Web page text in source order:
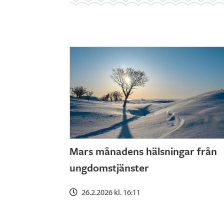
Mars månadens hälsningar från
ungdomstjänster
26.2.2026 kl. 16:11